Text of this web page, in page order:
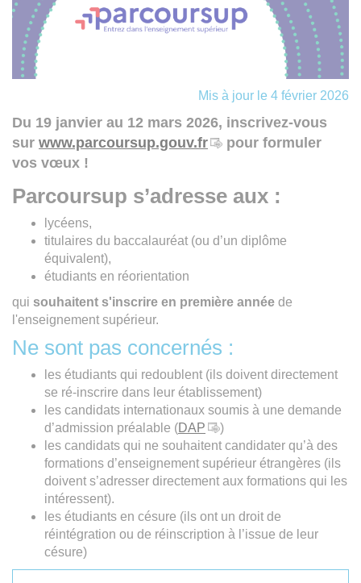
Mis à jour le 4 février 2026
Du 19 janvier au 12 mars 2026, inscrivez-vous
sur www.parcoursup.gouv.fr
pour formuler
vos vœux !
Parcoursup s’adresse aux :
lycéens,
titulaires du baccalauréat (ou d’un diplôme
équivalent),
étudiants en réorientation
qui souhaitent s'inscrire en première année de
l'enseignement supérieur.
Ne sont pas concernés :
les étudiants qui redoublent (ils doivent directement
se ré-inscrire dans leur établissement)
les candidats internationaux soumis à une demande
d’admission préalable (DAP
)
les candidats qui ne souhaitent candidater qu’à des
formations d’enseignement supérieur étrangères (ils
doivent s’adresser directement aux formations qui les
intéressent).
les étudiants en césure (ils ont un droit de
réintégration ou de réinscription à l’issue de leur
césure)